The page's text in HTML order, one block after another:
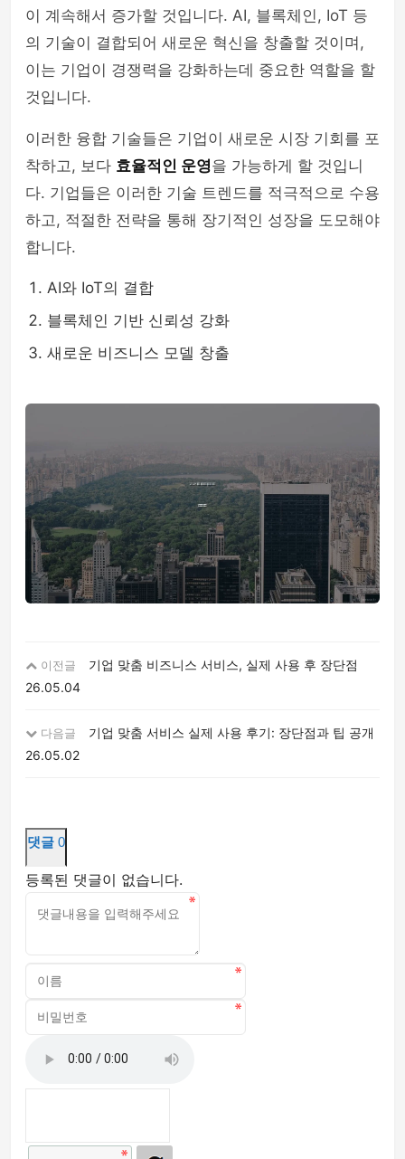
이 계속해서 증가할 것입니다. AI, 블록체인, IoT 등
의 기술이 결합되어 새로운 혁신을 창출할 것이며,
이는 기업이 경쟁력을 강화하는데 중요한 역할을 할
것입니다.
이러한 융합 기술들은 기업이 새로운 시장 기회를 포
착하고, 보다 효율적인 운영을 가능하게 할 것입니
다. 기업들은 이러한 기술 트렌드를 적극적으로 수용
하고, 적절한 전략을 통해 장기적인 성장을 도모해야
합니다.
AI와 IoT의 결합
블록체인 기반 신뢰성 강화
새로운 비즈니스 모델 창출
이전글
기업 맞춤 비즈니스 서비스, 실제 사용 후 장단점
26.05.04
다음글
기업 맞춤 서비스 실제 사용 후기: 장단점과 팁 공개
26.05.02
댓글 0
등록된 댓글이 없습니다.